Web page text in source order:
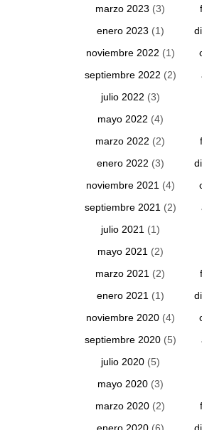
marzo 2023 (3)
enero 2023 (1)
noviembre 2022 (1)
septiembre 2022 (2)
julio 2022 (3)
mayo 2022 (4)
marzo 2022 (2)
enero 2022 (3)
noviembre 2021 (4)
septiembre 2021 (2)
julio 2021 (1)
mayo 2021 (2)
marzo 2021 (2)
enero 2021 (1)
noviembre 2020(4)
septiembre 2020(5)
julio 2020(5)
mayo 2020(3)
marzo 2020 (2)